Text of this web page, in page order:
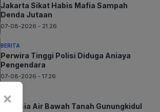
Jakarta Sikat Habis Mafia Sampah
Denda Jutaan
07-08-2026 - 21.26
BERITA
Perwira Tinggi Polisi Diduga Aniaya
Pengendara
07-08-2026 - 17.26
BERITA
Rahasia Air Bawah Tanah Gunungkidul
×